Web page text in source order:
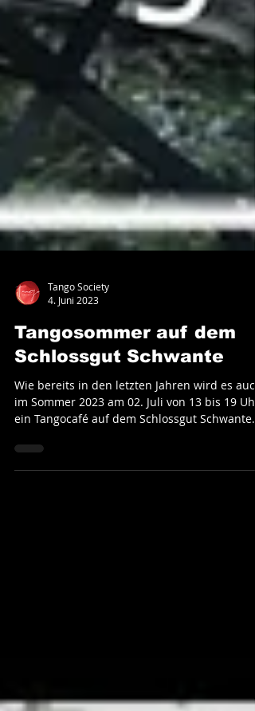
Tango Society
4. Juni 2023
Tangosommer auf dem
Schlossgut Schwante
Wie bereits in den letzten Jahren wird es auch
im Sommer 2023 am 02. Juli von 13 bis 19 Uhr
bei...